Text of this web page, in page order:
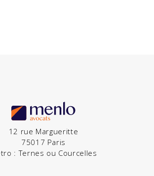
12 rue Margueritte
75017 Paris
: Ternes ou Courcelles